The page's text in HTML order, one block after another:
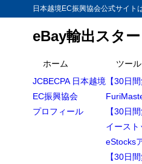
日本越境EC振興協会公式サイト
eBay輸出スタ
ホーム
JCBECPA 日本越境
EC振興協会
プロフィール
ツール
【30日
【30日
イース
eStocks
【30日